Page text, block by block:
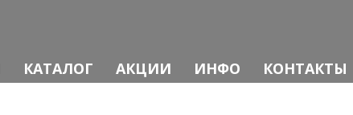
КАТАЛОГ АКЦИИ ИНФО КОНТАКТЫ